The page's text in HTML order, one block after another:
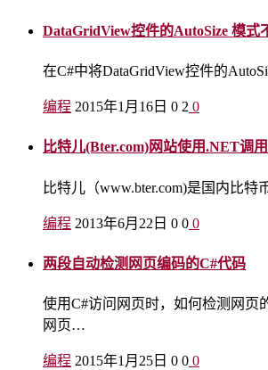
DataGridView控件的AutoSize 模式
在C#中将DataGridView控件的
编程 2015年1月16日 0 2 0
比特儿(Bter.com)网站使用.NET调
比特儿（www.bter.com)是国内比
编程 2013年6月22日 0 0 0
两段自动检测网页编码的C#代码
使用C#访问网页时，如何检测网页
网页…
编程 2015年1月25日 0 0 0